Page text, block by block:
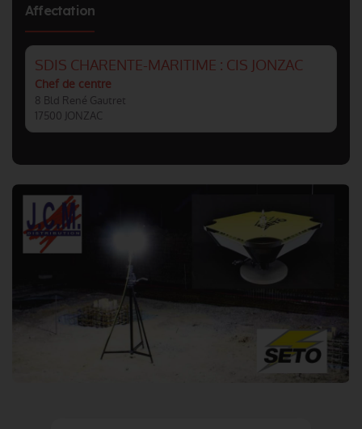
Affectation
SDIS CHARENTE-MARITIME : CIS JONZAC
Chef de centre
8 Bld René Gautret
17500 JONZAC